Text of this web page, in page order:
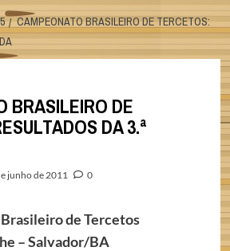
CAMPEONATO BRASILEIRO DE TERCETOS:
BRASILEIRO DE
DA 3.ª
junho de 2011 0
de Tercetos
– Salvador/BA